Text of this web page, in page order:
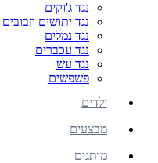
נגד ג'וקים
נגד יתושים וזבובים
נגד נמלים
נגד עכברים
נגד עש
פשפשים
ילדים
מבצעים
מותגים